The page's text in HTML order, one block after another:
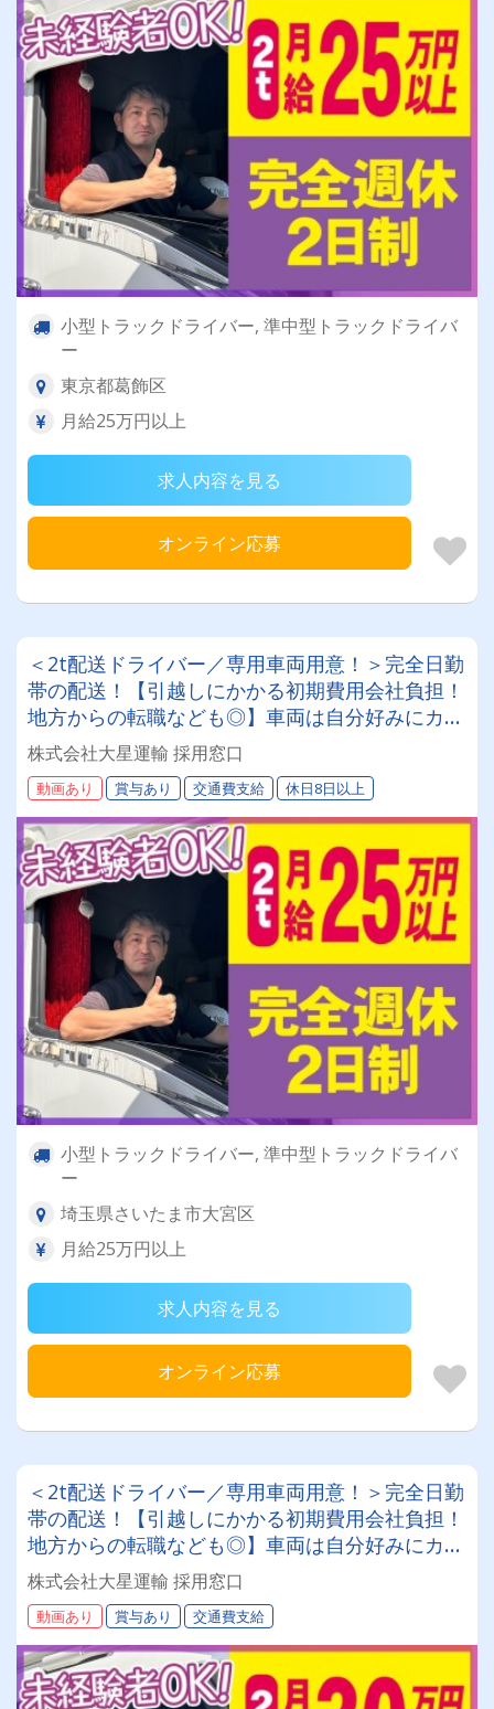
小型トラックドライバー, 準中型トラックドライバ
ー
東京都葛飾区
月給25万円以上
求人内容を見る
オンライン応募
＜2t配送ドライバー／専用車両用意！＞完全日勤
帯の配送！【引越しにかかる初期費用会社負担！
地方からの転職なども◎】車両は自分好みにカス
タムしてOK！20～50代が活躍中！女性ドライバ
ーも現役で活躍中！大手取引先が多数なので、長
期安定して働けます！
株式会社大星運輸 採用窓口
動画あり 賞与あり 交通費支給 休日8日以上
小型トラックドライバー, 準中型トラックドライバ
ー
埼玉県さいたま市大宮区
月給25万円以上
求人内容を見る
オンライン応募
＜2t配送ドライバー／専用車両用意！＞完全日勤
帯の配送！【引越しにかかる初期費用会社負担！
地方からの転職なども◎】車両は自分好みにカス
タムしてOK！20～50代が活躍中！女性ドライバ
ーも現役で活躍中！大手取引先が多数なので、長
期安定して働けます！
株式会社大星運輸 採用窓口
動画あり 賞与あり 交通費支給